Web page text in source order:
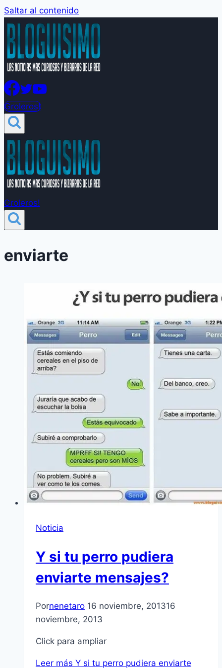
Saltar al contenido
Groleros!
Groleros!
enviarte
Noticia
Y si tu perro pudiera
enviarte mensajes?
Pornenetaro 16 noviembre, 201316
noviembre, 2013
Click para ampliar
Leer más Y si tu perro pudiera enviarte